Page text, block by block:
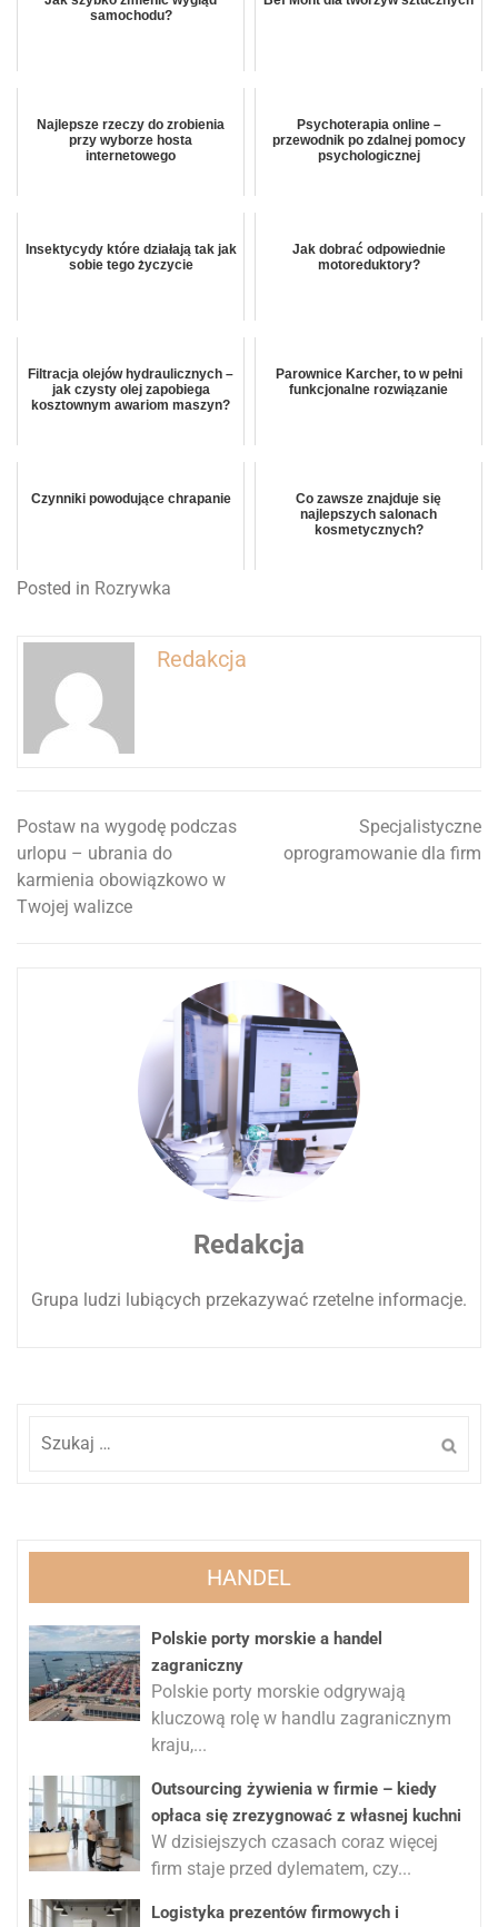
samochodu?
Najlepsze rzeczy do zrobienia
przy wyborze hosta
internetowego
Psychoterapia online –
przewodnik po zdalnej pomocy
psychologicznej
Insektycydy które działają tak jak
sobie tego życzycie
Jak dobrać odpowiednie
motoreduktory?
Filtracja olejów hydraulicznych –
jak czysty olej zapobiega
kosztownym awariom maszyn?
Parownice Karcher, to w pełni
funkcjonalne rozwiązanie
Czynniki powodujące chrapanie
Co zawsze znajduje się
najlepszych salonach
kosmetycznych?
Posted in Rozrywka
Redakcja
Nawigacja
wpisu
Postaw na wygodę podczas
urlopu – ubrania do
karmienia obowiązkowo w
Twojej walizce
Specjalistyczne
oprogramowanie dla firm
Redakcja
Grupa ludzi lubiących przekazywać rzetelne informacje.
HANDEL
Polskie porty morskie a handel
zagraniczny
Polskie porty morskie odgrywają
kluczową rolę w handlu zagranicznym
kraju,...
Outsourcing żywienia w firmie – kiedy
opłaca się zrezygnować z własnej kuchni
W dzisiejszych czasach coraz więcej
firm staje przed dylematem, czy...
Logistyka prezentów firmowych i